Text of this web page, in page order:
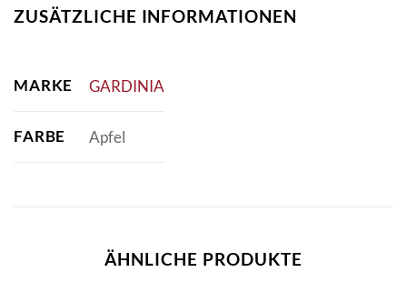
ZUSÄTZLICHE INFORMATIONEN
MARKE GARDINIA
FARBE Apfel
ÄHNLICHE PRODUKTE